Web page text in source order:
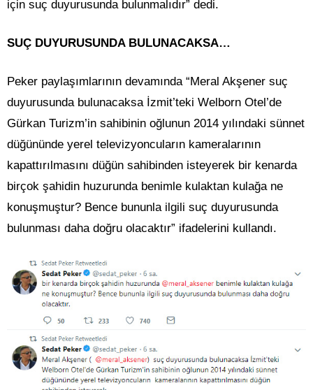
için suç duyurusunda bulunmalıdır” dedi.
SUÇ DUYURUSUNDA BULUNACAKSA…
Peker paylaşımlarının devamında “Meral Akşener suç
duyurusunda bulunacaksa İzmit’teki Welborn Otel’de
Gürkan Turizm’in sahibinin oğlunun 2014 yılındaki sünnet
düğününde yerel televizyoncuların kameralarının
kapattırılmasını düğün sahibinden isteyerek bir kenarda
birçok şahidin huzurunda benimle kulaktan kulağa ne
konuşmuştur? Bence bununla ilgili suç duyurusunda
bulunması daha doğru olacaktır” ifadelerini kullandı.